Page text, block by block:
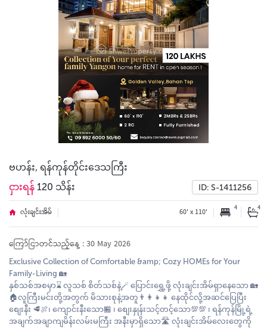
ဗဟန်း, ရန်ကုန်တိုင်းဒေသကြီး
ငှားရန် 120 သိန်း ID: S-1411256
လုံးချင်းအိမ် 60' x 110' 4 4
ကြော်ငြာတင်သည့်နေ့ : 30 May 2026
Exclusive Collection of Comfortable &amp; Cozy HOMEs for Your
Family-Living 🏡
နှစ်သစ်အစမှာ⌛️ လူသစ် စိတ်သစ်နဲ့🪄 ပြောင်းရွှေ့ဖို့ လုံးချင်းအိမ်ရှာနေသော 🏡
🏠လူကြီးမင်းတို့အတွက် မိသားစုနဲ့အတူ👨‍👩‍👧‍👧 နေထိုင်လို့အဆင်ပြေပြီး
စျေးနီး 🥩🍖၊ ကျောင်းနီးသော🏪 ၊ စျေးနှုန်းသင့်တင့်သော💯💯 ၊ ရန်ကုန်မြို့ရဲ့
အချက်အချာကျမိန်းလမ်းမကြီး အနီးမှာရှိသော🛣 လုံးချင်းအိမ်လေးတွေကို